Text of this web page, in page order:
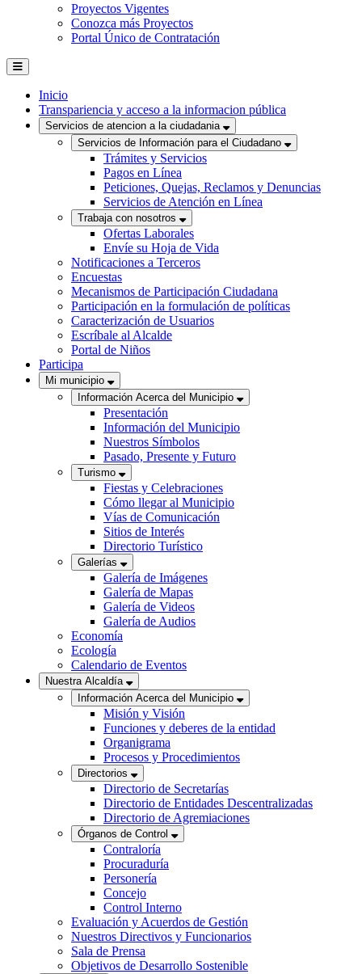
Proyectos Vigentes
Conozca más Proyectos
Portal Único de Contratación
Inicio
Transpariencia y acceso a la informacion pública
Servicios de atencion a la ciudadania
Servicios de Información para el Ciudadano
Trámites y Servicios
Pagos en Línea
Peticiones, Quejas, Reclamos y Denuncias
Servicios de Atención en Línea
Trabaja con nosotros
Ofertas Laborales
Envíe su Hoja de Vida
Notificaciones a Terceros
Encuestas
Mecanismos de Participación Ciudadana
Participación en la formulación de políticas
Caracterización de Usuarios
Escríbale al Alcalde
Portal de Niños
Participa
Mi municipio
Información Acerca del Municipio
Presentación
Información del Municipio
Nuestros Símbolos
Pasado, Presente y Futuro
Turismo
Fiestas y Celebraciones
Cómo llegar al Municipio
Vías de Comunicación
Sitios de Interés
Directorio Turístico
Galerías
Galería de Imágenes
Galería de Mapas
Galería de Videos
Galería de Audios
Economía
Ecología
Calendario de Eventos
Nuestra Alcaldía
Información Acerca del Municipio
Misión y Visión
Funciones y deberes de la entidad
Organigrama
Procesos y Procedimientos
Directorios
Directorio de Secretarías
Directorio de Entidades Descentralizadas
Directorio de Agremiaciones
Órganos de Control
Contraloría
Procuraduría
Personería
Concejo
Control Interno
Evaluación y Acuerdos de Gestión
Nuestros Directivos y Funcionarios
Sala de Prensa
Objetivos de Desarrollo Sostenible